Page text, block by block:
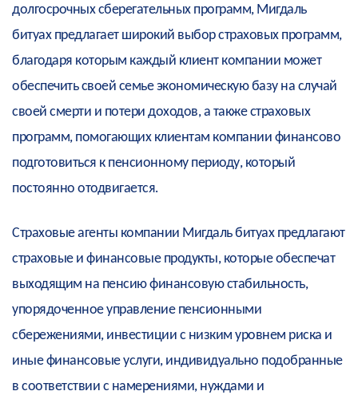
долгосрочных сберегательных программ, Мигдаль
битуах предлагает широкий выбор страховых программ,
благодаря которым каждый клиент компании может
обеспечить своей семье экономическую базу на случай
своей смерти и потери доходов, а также страховых
программ, помогающих клиентам компании финансово
подготовиться к пенсионному периоду, который
постоянно отодвигается.
Страховые агенты компании Мигдаль битуах предлагают
страховые и финансовые продукты, которые обеспечат
выходящим на пенсию финансовую стабильность,
упорядоченное управление пенсионными
сбережениями, инвестиции с низким уровнем риска и
иные финансовые услуги, индивидуально подобранные
в соответствии с намерениями, нуждами и